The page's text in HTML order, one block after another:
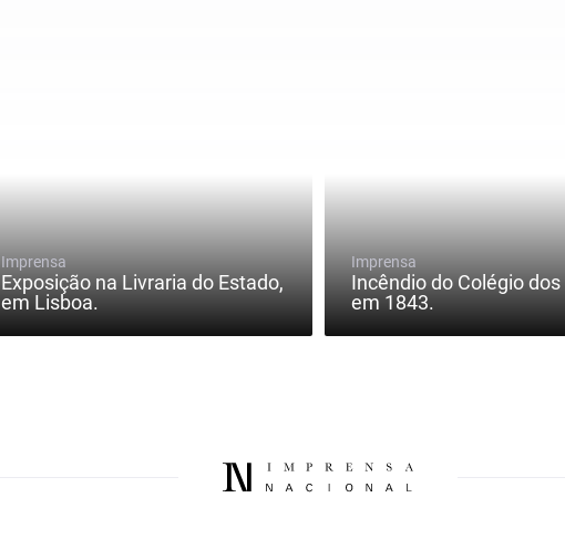
Imprensa
Exposição na Livraria do Estado,
em Lisboa.
Imprensa
Incêndio do Colégio dos
em 1843.